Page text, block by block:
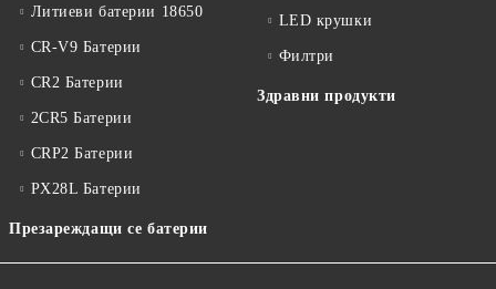
Литиеви батерии 18650
CR-V9 Батерии
CR2 Батерии
2CR5 Батерии
CRP2 Батерии
PX28L Батерии
Презареждащи се батерии
LED крушки
Филтри
Здравни продукти